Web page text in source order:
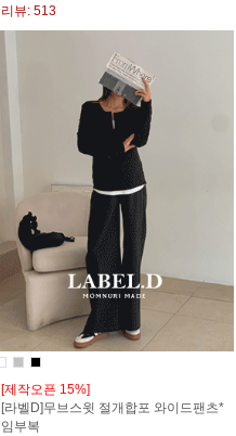
리뷰: 513
[제작오픈 15%]
[라벨D]무브스윗 절개합포 와이드팬츠*
임부복